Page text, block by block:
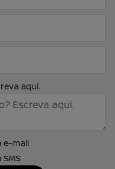
aqui.
e-mail